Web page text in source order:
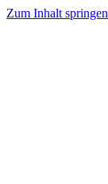
Zum Inhalt springen